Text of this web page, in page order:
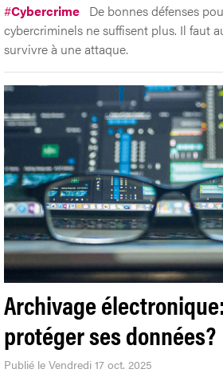
#Cybercrime De bonnes défenses
cybercriminels ne suffisent plus. Il faut
survivre à une attaque.
Archivage
protéger ses données?
Publié le Vendredi 17 oct. 2025